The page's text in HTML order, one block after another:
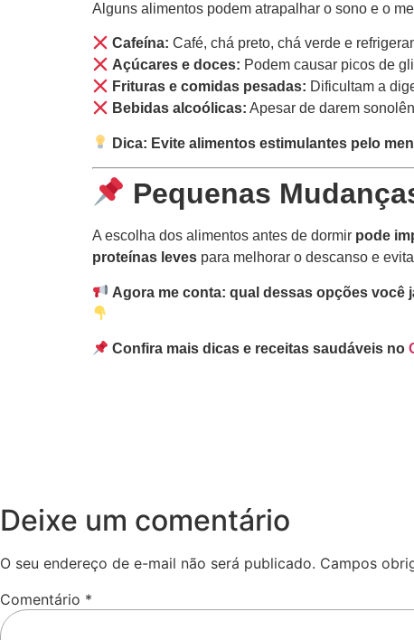
Alguns alimentos podem atrapalhar o sono e o
Cafeína: Café, chá preto, chá verde e
Açúcares e doces: Podem causar picos de
Frituras e comidas pesadas: Dificultam a
Bebidas alcoólicas: Apesar de darem
Dica: Evite alimentos estimulantes pelo
Pequenas
A escolha dos alimentos antes de dormir pode
proteínas leves para melhorar o descanso e
Agora me conta: qual dessas opções você
Confira mais dicas e receitas saudáveis no
Deixe um comentário
O seu endereço de e-mail não será publicado. Campos
Comentário *